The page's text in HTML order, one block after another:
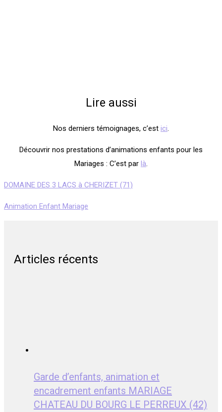
Lire aussi
Nos derniers témoignages, c’est ici.
Découvrir nos prestations d’animations enfants pour les
Mariages : C’est par là.
DOMAINE DES 3 LACS à CHERIZET (71)
Animation Enfant Mariage
Articles récents
Garde d’enfants, animation et
encadrement enfants MARIAGE
CHATEAU DU BOURG LE PERREUX (42)